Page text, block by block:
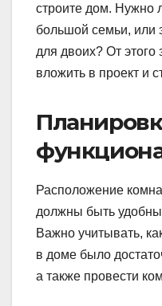
строите дом. Нужно
большой семьи, или
для двоих? От этого
вложить в проект и
Расположение
должны быть
Важно учитывать,
в доме было
а также провести